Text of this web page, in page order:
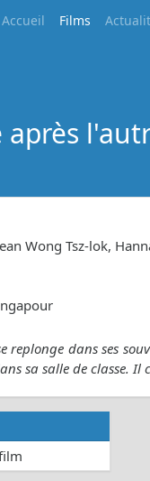
Accueil Films
après
Wong Tsz-lok,
replonge dans ses
sa salle de classe. Il